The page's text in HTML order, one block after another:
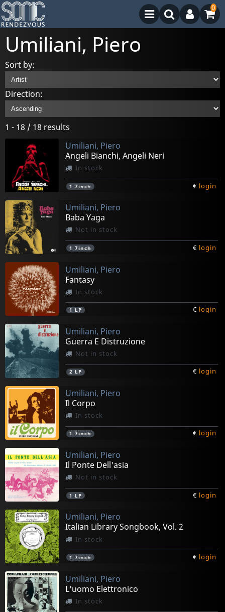
0
Umiliani, Piero
Sort by:
Direction:
1 - 18 / 18 results
Umiliani, Piero
Angeli Bianchi, Angeli Neri
In stock
1 7inch € login
Umiliani, Piero
Baba Yaga
Not in stock
1 7inch € login
Umiliani, Piero
Fantasy
In stock
1 LP € login
Umiliani, Piero
Guerra E Distruzione
Not in stock
2 LP € login
Umiliani, Piero
Il Corpo
In stock
1 7inch € login
Umiliani, Piero
Il Ponte Dell'asia
Not in stock
1 LP € login
Umiliani, Piero
Italian Library Songbook, Vol. 2
In stock
1 7inch € login
Umiliani, Piero
L'uomo Elettronico
In stock